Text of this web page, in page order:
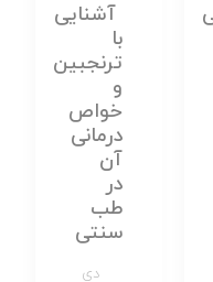
آشنایی
با
ترنجبین
و
خواص
درمانی
آن
در
طب
سنتی
دی